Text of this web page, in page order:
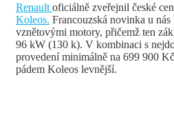
Renault oficiálně zveřejnil české
Koleos. Francouzská novinka u
vznětovými motory, přičemž ten
96 kW (130 k). V kombinaci s
provedení minimálně na 699 900
pádem Koleos levnější.